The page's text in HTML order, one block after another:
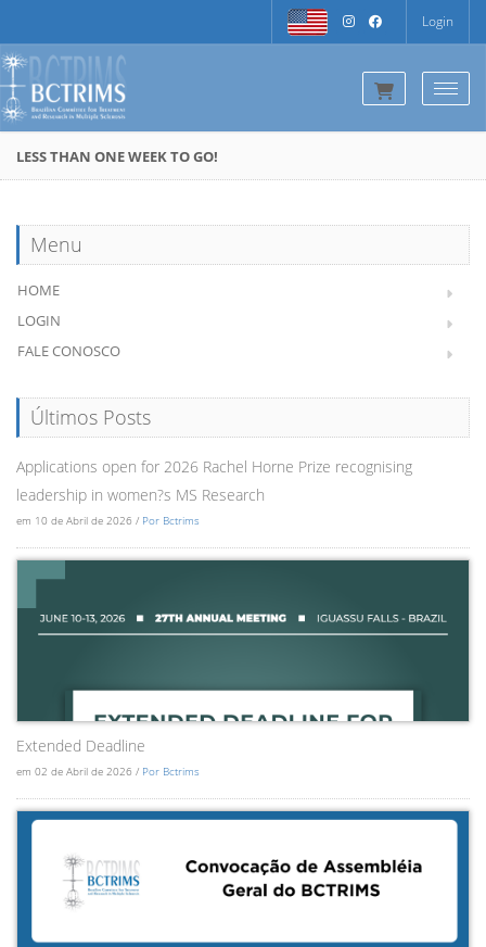
Login
LESS THAN ONE WEEK TO GO!
Menu
HOME
LOGIN
FALE CONOSCO
Últimos Posts
Applications open for 2026 Rachel Horne Prize recognising
leadership in women?s MS Research
em 10 de Abril de 2026 / Por Bctrims
Extended Deadline
em 02 de Abril de 2026 / Por Bctrims